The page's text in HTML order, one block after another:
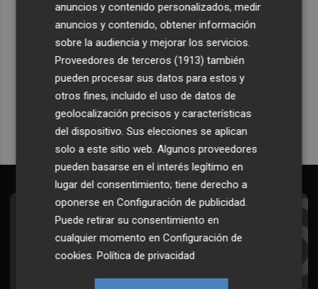
Recibe toda la actualidad de
Plaza Podcast en tu correo
Quiero suscribirme
Suscríbete al Boletín
Todos los días a primera hora en tu email
¡Quiero suscribirme!
anuncios y contenido personalizados, medir
anuncios y contenido, obtener información
sobre la audiencia y mejorar los servicios.
Proveedores de terceros (1913) también
pueden procesar sus datos para estos y
otros fines, incluido el uso de datos de
geolocalización precisos y características
del dispositivo. Sus elecciones se aplican
solo a este sitio web. Algunos proveedores
pueden basarse en el interés legítimo en
lugar del consentimiento; tiene derecho a
oponerse enConfiguración de publicidad.
Puede retirar su consentimiento en
cualquier momento enConfiguración de
cookies.Política de privacidad